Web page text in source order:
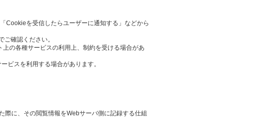
Cookieを受信したらユーザーに通知する」などから
確認ください。
の各種サービスの利用上、制約を受ける場合があ
ビスを利用する場合があります。
に、その閲覧情報をWebサーバ側に記録する仕組